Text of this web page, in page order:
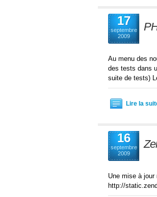
17
septembre
2009
Au menu des
des tests dans
suite de tests)
Lire la
16
septembre
2009
Une mise à
http://